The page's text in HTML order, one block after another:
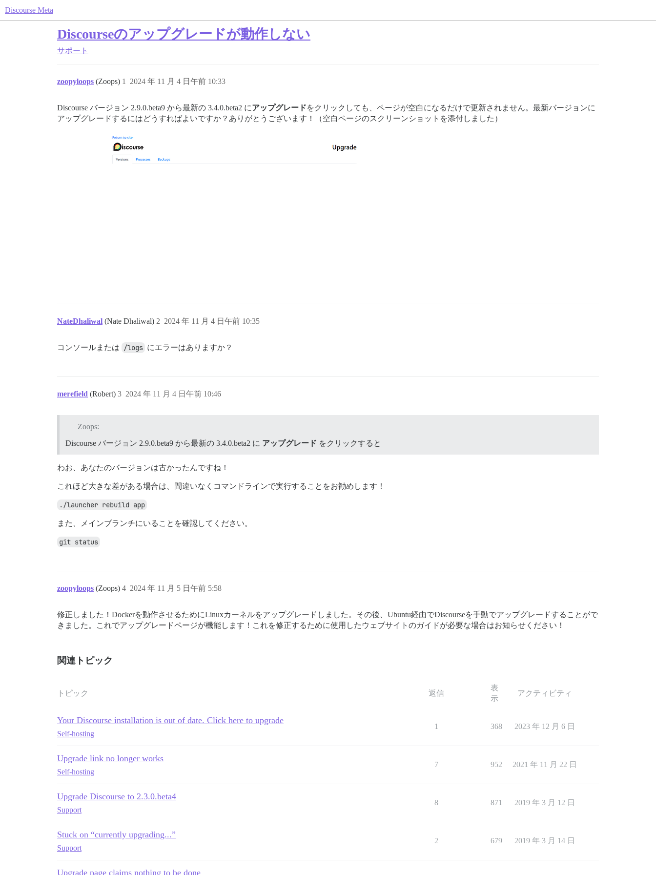
Discourse Meta
Discourseのアップグレードが動作しない
サポート
zoopyloops (Zoops) 2024 年 11 月 4 日午前 10:33
1
Discourse バージョン 2.9.0.beta9 から最新の 3.4.0.beta2 にアップグレードをクリックしても、ページが空白になるだけで更新されません。最新バージョンに
アップグレードするにはどうすればよいですか？ありがとうございます！（空白ページのスクリーンショットを添付しました）
NateDhaliwal (Nate Dhaliwal) 2024 年 11 月 4 日午前 10:35
2
コンソールまたは /logs にエラーはありますか？
merefield (Robert) 2024 年 11 月 4 日午前 10:46
3
Zoops:
Discourse バージョン 2.9.0.beta9 から最新の 3.4.0.beta2 に アップグレード をクリックすると
わお、あなたのバージョンは古かったんですね！
これほど大きな差がある場合は、間違いなくコマンドラインで実行することをお勧めします！
./launcher rebuild app
また、メインブランチにいることを確認してください。
git status
zoopyloops (Zoops) 2024 年 11 月 5 日午前 5:58
4
修正しました！Dockerを動作させるためにLinuxカーネルをアップグレードしました。その後、Ubuntu経由でDiscourseを手動でアップグレードすることがで
きました。これでアップグレードページが機能します！これを修正するために使用したウェブサイトのガイドが必要な場合はお知らせください！
関連トピック
トピック 返信
表
示
アクティビティ
Your Discourse installation is out of date. Click here to upgrade
Self-hosting
1 368 2023 年 12 月 6 日
Upgrade link no longer works
Self-hosting
7 952 2021 年 11 月 22 日
Upgrade Discourse to 2.3.0.beta4
Support
8 871 2019 年 3 月 12 日
Stuck on “currently upgrading...”
Support
2 679 2019 年 3 月 14 日
Upgrade page claims nothing to be done